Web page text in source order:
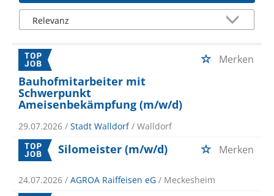
Bauhofmitarbeiter mit
Schwerpunkt
Ameisenbekämpfung (m/w/d)
Merken
29.07.2026 / Stadt Walldorf / Walldorf
Silomeister (m/w/d) Merken
24.07.2026 / AGROA Raiffeisen eG / Meckesheim